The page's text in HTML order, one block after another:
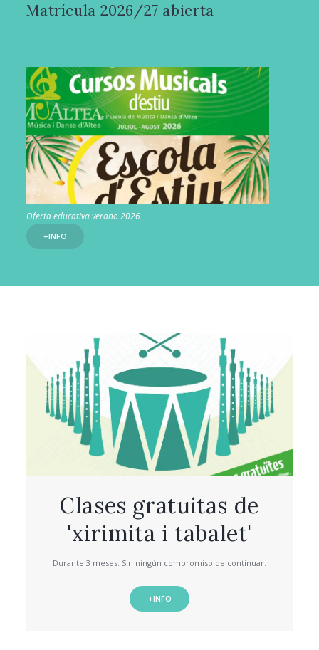
Matrícula 2026/27 abierta
Oferta educativa verano 2026
+INFO
Clases gratuitas de
'xirimita i tabalet'
Durante 3 meses. Sin ningún compromiso de continuar.
+INFO